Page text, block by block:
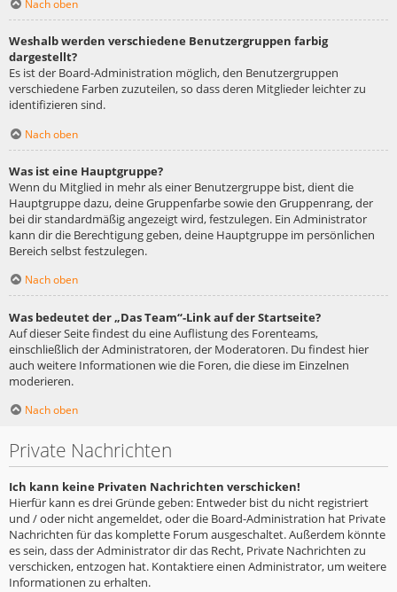
Nach oben
Weshalb werden verschiedene Benutzergruppen farbig
dargestellt?
Es ist der Board-Administration möglich, den Benutzergruppen
verschiedene Farben zuzuteilen, so dass deren Mitglieder leichter zu
identifizieren sind.
Nach oben
Was ist eine Hauptgruppe?
Wenn du Mitglied in mehr als einer Benutzergruppe bist, dient die
Hauptgruppe dazu, deine Gruppenfarbe sowie den Gruppenrang, der
bei dir standardmäßig angezeigt wird, festzulegen. Ein Administrator
kann dir die Berechtigung geben, deine Hauptgruppe im persönlichen
Bereich selbst festzulegen.
Nach oben
Was bedeutet der „Das Team“-Link auf der Startseite?
Auf dieser Seite findest du eine Auflistung des Forenteams,
einschließlich der Administratoren, der Moderatoren. Du findest hier
auch weitere Informationen wie die Foren, die diese im Einzelnen
moderieren.
Nach oben
Private Nachrichten
Ich kann keine Privaten Nachrichten verschicken!
Hierfür kann es drei Gründe geben: Entweder bist du nicht registriert
und / oder nicht angemeldet, oder die Board-Administration hat Private
Nachrichten für das komplette Forum ausgeschaltet. Außerdem könnte
es sein, dass der Administrator dir das Recht, Private Nachrichten zu
verschicken, entzogen hat. Kontaktiere einen Administrator, um weitere
Informationen zu erhalten.